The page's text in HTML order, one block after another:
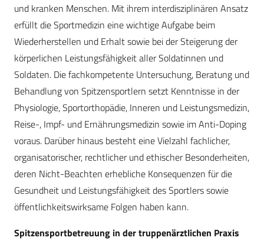
und kranken Menschen. Mit ihrem interdisziplinären Ansatz
erfüllt die Sportmedizin eine wichtige Aufgabe beim
Wiederherstellen und Erhalt sowie bei der Steigerung der
körperlichen Leistungsfähigkeit aller Soldatinnen und
Soldaten. Die fachkompetente Untersuchung, Beratung und
Behandlung von Spitzensportlern setzt Kenntnisse in der
Physiologie, Sportorthopädie, Inneren und Leistungsmedizin,
Reise-, Impf- und Ernährungsmedizin sowie im Anti-Doping
voraus. Darüber hinaus besteht eine Vielzahl fachlicher,
organisatorischer, rechtlicher und ethischer Besonderheiten,
deren Nicht-Beachten erhebliche Konsequenzen für die
Gesundheit und Leistungsfähigkeit des Sportlers sowie
öffentlichkeitswirksame Folgen haben kann.
Spitzensportbetreuung in der truppenärztlichen Praxis